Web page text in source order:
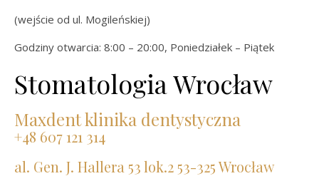
(wejście od ul. Mogileńskiej)
Godziny otwarcia: 8:00 – 20:00, Poniedziałek – Piątek
Stomatologia Wrocław
Maxdent klinika dentystyczna
+48 607 121 314
al. Gen. J. Hallera 53 lok.2 53-325 Wrocław